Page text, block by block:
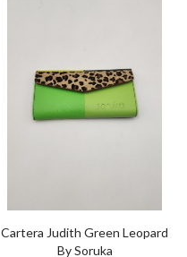
Cartera Judith Green Leopard
By Soruka